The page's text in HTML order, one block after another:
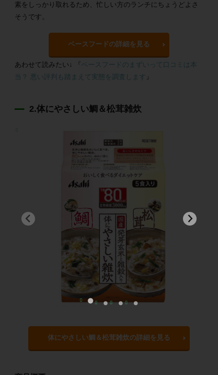
素をしっかり取れるため、忙しい方のランチにちょうどよさ
そうです。
ベースフードの詳細を見る
あわせて読みたい↓ 『 ベースフードのまずいって口コミは本
当？ 悪い評判も踏まえて実態を調査します
2.体にやさしい鯛＆松茸雑炊
体にやさしい鯛＆松茸雑炊の詳細を見る